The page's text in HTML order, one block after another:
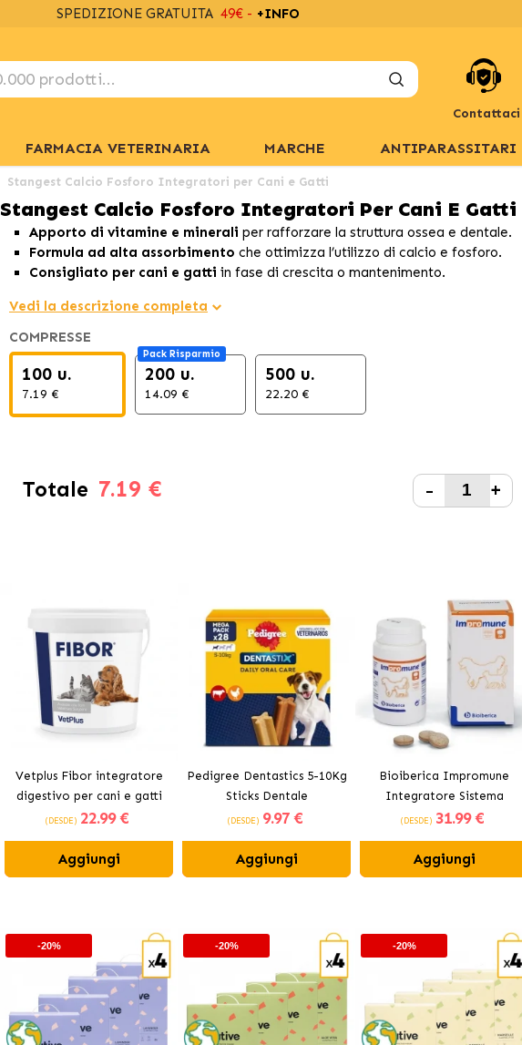
SPEDIZIONE GRATUITA 49€ - +INFO
Contattaci
FARMACIA VETERINARIA MARCHE ANTIPARASSITARI
Stangest Calcio Fosforo Integratori per Cani e Gatti
Stangest Calcio Fosforo Integratori Per Cani E Gatti
Apporto di vitamine e minerali per rafforzare la struttura ossea e dentale.
Formula ad alta assorbimento che ottimizza l’utilizzo di calcio e fosforo.
Consigliato per cani e gatti in fase di crescita o mantenimento.
Vedi la descrizione completa
COMPRESSE
100 u.
7.19 €
Pack Risparmio
200 u.
14.09 €
500 u.
22.20 €
Totale 7.19 € - +
Vetplus Fibor integratore
digestivo per cani e gatti
(DESDE) 22.99 €
Aggiungi
Pedigree Dentastics 5-10Kg
Sticks Dentale
(DESDE) 9.97 €
Aggiungi
Bioiberica Impromune
Integratore Sistema
Immunitario per Cani e Gatti
(DESDE) 31.99 €
Aggiungi
-20% -20% -20%